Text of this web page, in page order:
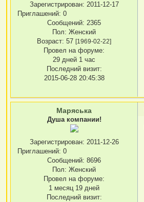
Зарегистрирован: 2011-12-17
Приглашений: 0
Сообщений: 2365
Пол: Женский
Возраст: 57[1969-02-22]
Провел на форуме:
29 дней 1 час
Последний визит:
2015-06-28 20:45:38
Маряська
Душа компании!
Зарегистрирован: 2011-12-26
Приглашений: 0
Сообщений: 8696
Пол: Женский
Провел на форуме:
1 месяц 19 дней
Последний визит: